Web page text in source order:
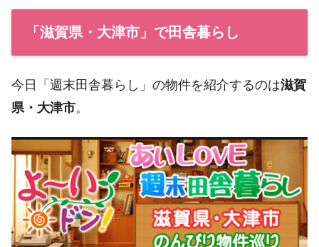
「滋賀県・大津市」で田舎暮らし
今日「週末田舎暮らし」の物件を紹介するのは滋賀
県・大津市。